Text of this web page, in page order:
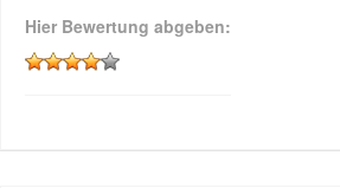
Hier Bewertung abgeben: